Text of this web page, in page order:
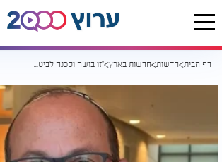
דף הבית חדשות חדשות בארץ "זו בושה וסכנה לביטחון" - אביו של חטוף מתריע מפני עסקת השבויים